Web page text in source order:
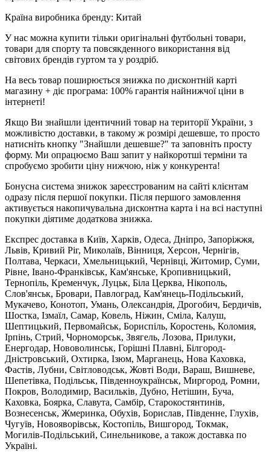
Країна виробника бренду: Китай
У нас можна купити тільки оригінальні футбольні товари,
товари для спорту та повсякденного використання від
світових брендів гуртом та у роздріб.
На весь товар поширюється знижка по дисконтній карті
магазину + діє програма: 100% гарантія найнижчої ціни в
інтернеті!
Якщо Ви знайшли ідентичний товар на території України, з
можливістю доставки, в такому ж розмірі дешевше, то просто
натисніть кнопку "Знайшли дешевше?" та заповніть просту
форму. Ми опрацюємо Ваш запит у найкоротші терміни та
спробуємо зробити ціну нижчою, ніж у конкурента!
Бонусна система знижок зареєстрованим на сайті клієнтам
одразу після першої покупки. Після першого замовлення
активується накопичувальна дисконтна карта і на всі наступні
покупки діятиме додаткова знижка.
Експрес доставка в Київ, Харків, Одеса, Дніпро, Запоріжжя,
Львів, Кривий Ріг, Миколаїв, Вінниця, Херсон, Чернігів,
Полтава, Черкаси, Хмельницький, Чернівці, Житомир, Суми,
Рівне, Івано-Франківськ, Кам'янське, Кропивницький,
Тернопіль, Кременчук, Луцьк, Біла Церква, Нікополь,
Слов'янськ, Бровари, Павлоград, Кам'янець-Подільський,
Мукачево, Конотоп, Умань, Олександрія, Дрогобич, Бердичів,
Шостка, Ізмаїл, Самар, Ковель, Ніжин, Сміла, Калуш,
Шептицький, Первомайськ, Бориспіль, Коростень, Коломия,
Ірпінь, Стрий, Чорноморськ, Звягель, Лозова, Прилуки,
Енергодар, Нововолинськ, Горішні Плавні, Білгород-
Дністровський, Охтирка, Ізюм, Марганець, Нова Каховка,
Фастів, Лубни, Світловодськ, Жовті Води, Вараш, Вишневе,
Шепетівка, Подільськ, Південноукраїнськ, Миргород, Ромни,
Покров, Володимир, Васильків, Дубно, Нетішин, Буча,
Каховка, Боярка, Славута, Самбір, Старокостянтинів,
Вознесенськ, Жмеринка, Обухів, Борислав, Південне, Глухів,
Чугуїв, Новояворівськ, Костопіль, Вишгород, Токмак,
Могилів-Подільський, Синельникове, а також доставка по
Україні.